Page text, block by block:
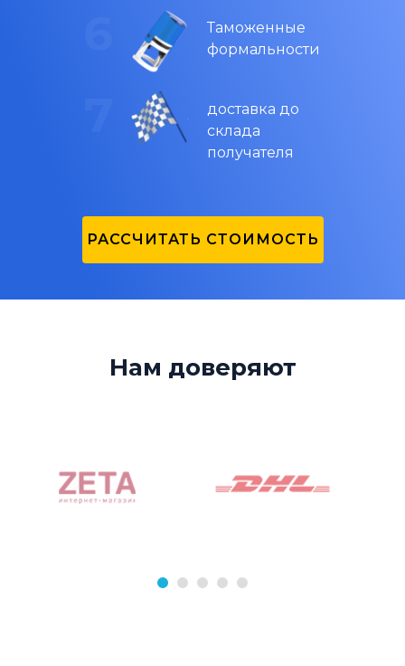
Таможенные
формальности
доставка до
склада
получателя
РАССЧИТАТЬ СТОИМОСТЬ
Нам доверяют